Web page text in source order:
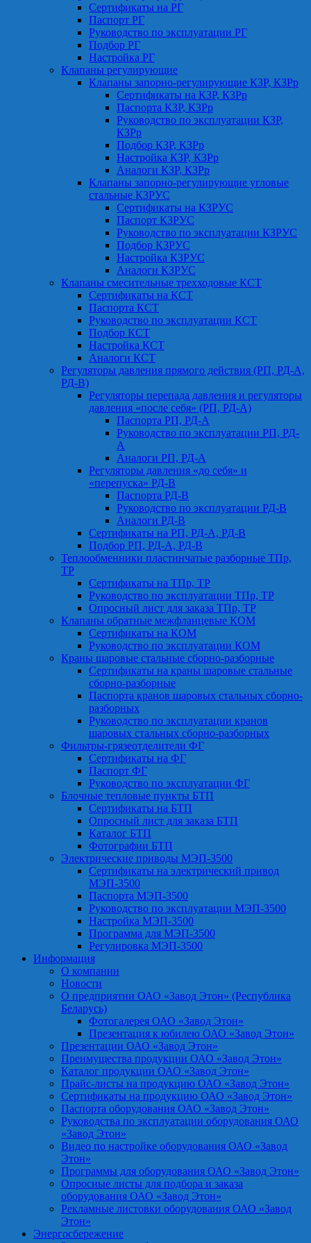
Сертификаты на РГ
Паспорт РГ
Руководство по эксплуатации РГ
Подбор РГ
Настройка РГ
Клапаны регулирующие
Клапаны запорно-регулирующие КЗР, КЗРр
Сертификаты на КЗР, КЗРр
Паспорта КЗР, КЗРр
Руководство по эксплуатации КЗР,
КЗРр
Подбор КЗР, КЗРр
Настройка КЗР, КЗРр
Аналоги КЗР, КЗРр
Клапаны запорно-регулирующие угловые
стальные КЗРУС
Сертификаты на КЗРУС
Паспорт КЗРУС
Руководство по эксплуатации КЗРУС
Подбор КЗРУС
Настройка КЗРУС
Аналоги КЗРУС
Клапаны смесительные трехходовые КСТ
Сертификаты на КСТ
Паспорта КСТ
Руководство по эксплуатации КСТ
Подбор КСТ
Настройка КСТ
Аналоги КСТ
Регуляторы давления прямого действия (РП, РД-А,
РД-В)
Регуляторы перепада давления и регуляторы
давления «после себя» (РП, РД-А)
Паспорта РП, РД-А
Руководство по эксплуатации РП, РД-
А
Аналоги РП, РД-А
Регуляторы давления «до себя» и
«перепуска» РД-В
Паспорта РД-В
Руководство по эксплуатации РД-В
Аналоги РД-В
Сертификаты на РП, РД-А, РД-В
Подбор РП, РД-А, РД-В
Теплообменники пластинчатые разборные ТПр,
ТР
Сертификаты на ТПр, ТР
Руководство по эксплуатации ТПр, ТР
Опросный лист для заказа ТПр, ТР
Клапаны обратные межфланцевые КОМ
Сертификаты на КОМ
Руководство по эксплуатации КОМ
Краны шаровые стальные сборно-разборные
Сертификаты на краны шаровые стальные
сборно-разборные
Паспорта кранов шаровых стальных сборно-
разборных
Руководство по эксплуатации кранов
шаровых стальных сборно-разборных
Фильтры-грязеотделители ФГ
Сертификаты на ФГ
Паспорт ФГ
Руководство по эксплуатации ФГ
Блочные тепловые пункты БТП
Сертификаты на БТП
Опросный лист для заказа БТП
Каталог БТП
Фотографии БТП
Электрические приводы МЭП-3500
Сертификаты на электрический привод
МЭП-3500
Паспорта МЭП-3500
Руководство по эксплуатации МЭП-3500
Настройка МЭП-3500
Программа для МЭП-3500
Регулировка МЭП-3500
Информация
О компании
Новости
О предприятии ОАО «Завод Этон» (Республика
Беларусь)
Фотогалерея ОАО «Завод Этон»
Презентация к юбилею ОАО «Завод Этон»
Презентации ОАО «Завод Этон»
Преимущества продукции ОАО «Завод Этон»
Каталог продукции ОАО «Завод Этон»
Прайс-листы на продукцию ОАО «Завод Этон»
Сертификаты на продукцию ОАО «Завод Этон»
Паспорта оборудования ОАО «Завод Этон»
Руководства по эксплуатации оборудования ОАО
«Завод Этон»
Видео по настройке оборудования ОАО «Завод
Этон»
Программы для оборудования ОАО «Завод Этон»
Опросные листы для подбора и заказа
оборудования ОАО «Завод Этон»
Рекламные листовки оборудования ОАО «Завод
Этон»
Энергосбережение